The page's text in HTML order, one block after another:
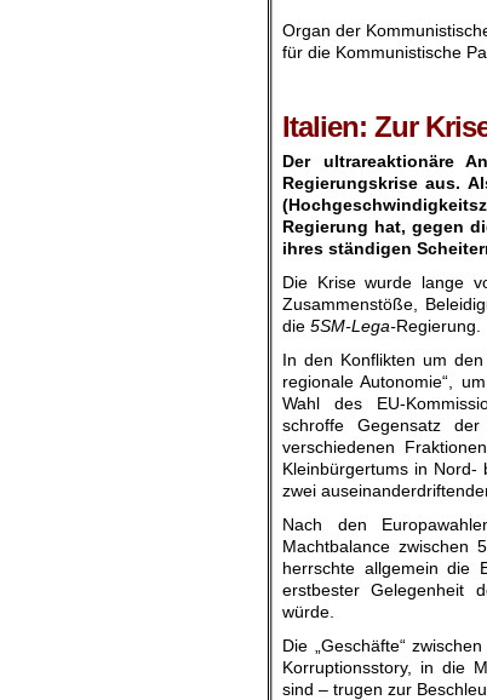
Organ der
für die Kommunistische
Italien: Zur
Der ultrareaktionäre
Regierungskrise aus.
Regierung hat, gegen
ihres ständigen
Die Krise wurde lange
Zusammenstöße,
die 5SM-Lega-Regierung.
In den Konflikten um
regionale Autonomie“,
Wahl des EU-
schroffe Gegensatz
verschiedenen
Kleinbürgertums in Nord-
zwei
Nach den
Machtbalance zwischen
herrschte allgemein die
erstbester Gelegenheit
würde.
Die „Geschäfte“
Korruptionsstory, in die
sind – trugen zur